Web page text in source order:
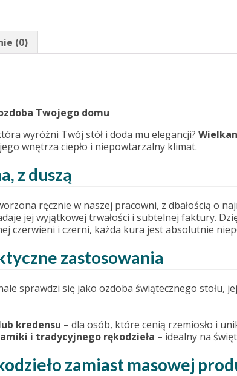
(0)
Twojego domu
wyróżni Twój stół i doda mu elegancji?
wnętrza ciepło i niepowtarzalny klimat.
z duszą
ręcznie w naszej pracowni, z dbałością o
jej wyjątkowej trwałości i subtelnej faktury.
czerwieni i czerni, każda kura jest absolutnie
zastosowania
sprawdzi się jako ozdoba świątecznego stołu,
kredensu – dla osób, które cenią rzemiosło i
i tradycyjnego rękodzieła – idealny na
zamiast masowej